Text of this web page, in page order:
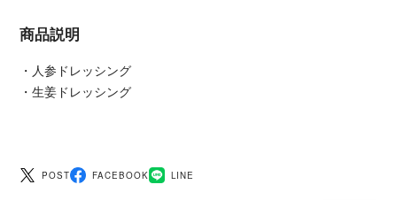
商品説明
・人参ドレッシング
・生姜ドレッシング
POST FACEBOOK LINE